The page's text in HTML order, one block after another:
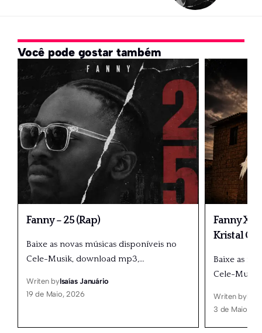
Você pode gostar também
Fanny – 25 (Rap)
Baixe as novas músicas disponíveis no
Cele-Musik, download mp3,…
Writen byIsaías Januário
19 de Maio, 2026
Fanny X
Kristal
Baixe as
Cele-
Writen by
3 de Maio,